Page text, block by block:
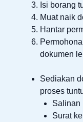
Isi borang
Muat naik
Hantar
dokumen
Sediakan
proses
Salinan
Surat